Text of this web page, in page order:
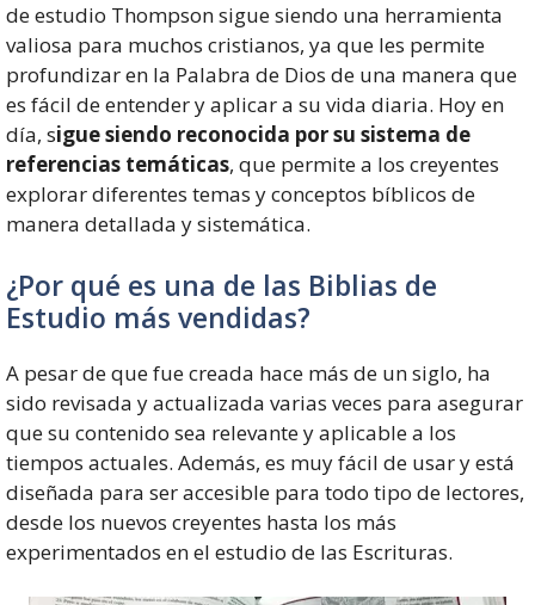
de estudio Thompson sigue siendo una herramienta
valiosa para muchos cristianos, ya que les permite
profundizar en la Palabra de Dios de una manera que
es fácil de entender y aplicar a su vida diaria. Hoy en
día, sigue siendo reconocida por su sistema de
referencias temáticas, que permite a los creyentes
explorar diferentes temas y conceptos bíblicos de
manera detallada y sistemática.
¿Por qué es una de las Biblias de
Estudio más vendidas?
A pesar de que fue creada hace más de un siglo, ha
sido revisada y actualizada varias veces para asegurar
que su contenido sea relevante y aplicable a los
tiempos actuales. Además, es muy fácil de usar y está
diseñada para ser accesible para todo tipo de lectores,
desde los nuevos creyentes hasta los más
experimentados en el estudio de las Escrituras.